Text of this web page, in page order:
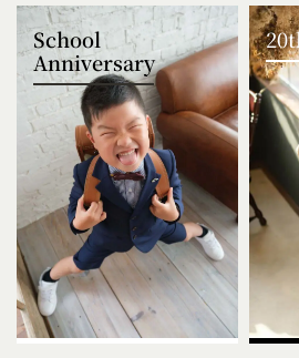
School
Anniversary